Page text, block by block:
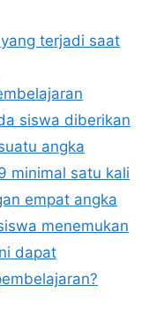
terjadi saat
siswa diberikan
angka
minimal satu kali
empat angka
menemukan
dapat